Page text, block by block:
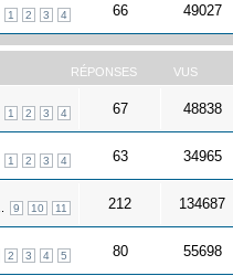
1 2 3 4 66 49027
RÉPONSES VUS
1 2 3 4 67 48838
1 2 3 4 63 34965
9 10 11 212 134687
2 3 4 5 80 55698